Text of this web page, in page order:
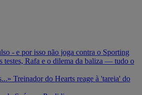
- e por isso não joga contra o Sporting
testes, Rafa e o dilema da baliza — tudo o
Treinador do Hearts reage à 'tareia' do